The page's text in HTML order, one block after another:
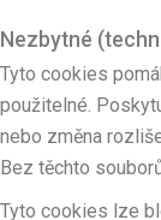
Nezbytné
Tyto cookies
použitelné.
nebo změna
Bez těchto
Tyto cookies lze